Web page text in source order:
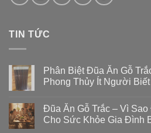
TIN TỨC
Phân Biệt Đũa Ăn Gỗ
Phong Thủy Ít Người Biết
Đũa Ăn Gỗ Trắc – Vì
Cho Sức Khỏe Gia Đình